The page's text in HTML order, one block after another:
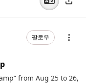
팔로우
from Aug 25 to 26,